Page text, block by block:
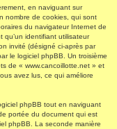
en naviguant sur
nombre de cookies, qui sont
du navigateur Internet de
qu’un identifiant utilisateur
invité (désigné ci-après par
le logiciel phpBB. Un troisième
de « www.cancoillotte.net » et
avez lus, ce qui améliore
phpBB tout en naviguant
portée du document qui est
phpBB. La seconde manière